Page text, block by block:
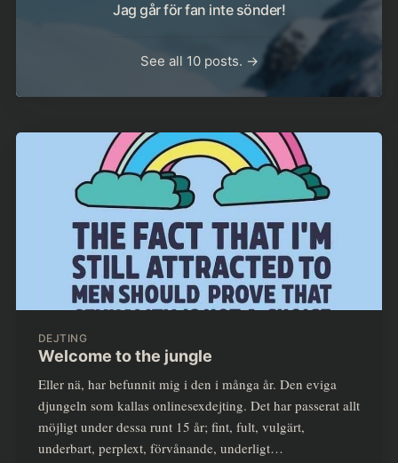
Jag går för fan inte sönder!
See all 10 posts. →
DEJTING
Welcome to the jungle
Eller nä, har befunnit mig i den i många år. Den eviga
djungeln som kallas onlinesexdejting. Det har passerat allt
möjligt under dessa runt 15 år; fint, fult, vulgärt,
underbart, perplext, förvånande, underligt…